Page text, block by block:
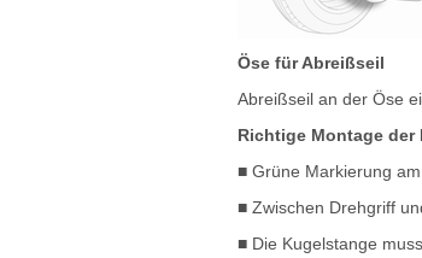
Öse für Abreißseil
Abreißseil an der Öse
Richtige Montage
■ Grüne Markierung
■ Zwischen Drehgriff
■ Die Kugelstange